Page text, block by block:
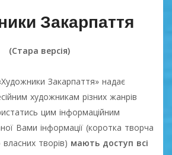
Закарпаття
(Стара версія)
Закарпаття» надає
художникам різних жанрів
цим інформаційним
Вами інформації (коротка творча
творів) мають доступ всі